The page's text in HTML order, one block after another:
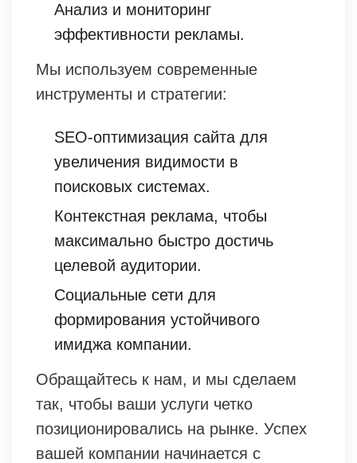
Анализ и мониторинг
эффективности рекламы.
Мы используем современные
инструменты и стратегии:
SEO-оптимизация сайта для
увеличения видимости в
поисковых системах.
Контекстная реклама, чтобы
максимально быстро достичь
целевой аудитории.
Социальные сети для
формирования устойчивого
имиджа компании.
Обращайтесь к нам, и мы сделаем
так, чтобы ваши услуги четко
позиционировались на рынке. Успех
вашей компании начинается с